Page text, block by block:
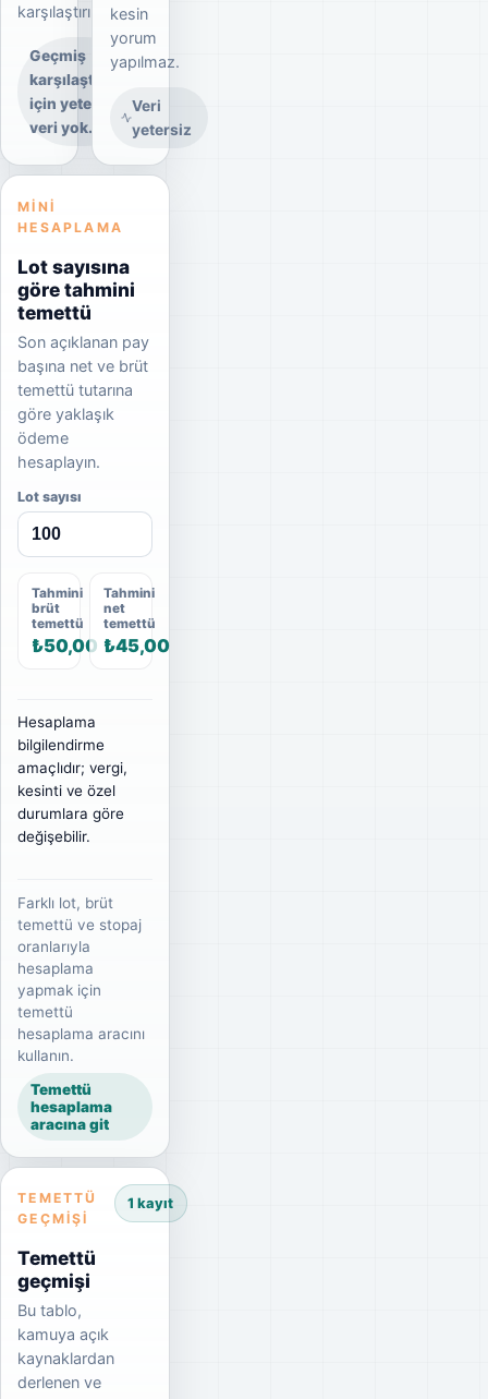
karşılaştırılır.
Geçmiş
karşılaştırma
için yeterli
veri yok.
kesin
yorum
yapılmaz.
Veri
yetersiz
MINI
HESAPLAMA
Lot sayısına
göre tahmini
temettü
Son açıklanan pay
başına net ve brüt
temettü tutarına
göre yaklaşık
ödeme
hesaplayın.
Lot sayısı
Tahmini
brüt
temettü
₺50,00
Tahmini
net
temettü
₺45,00
Hesaplama
bilgilendirme
amaçlıdır; vergi,
kesinti ve özel
durumlara göre
değişebilir.
Farklı lot, brüt
temettü ve stopaj
oranlarıyla
hesaplama
yapmak için
temettü
hesaplama aracını
kullanın.
Temettü
hesaplama
aracına git
TEMETTÜ
GEÇMIŞI
Temettü
geçmişi
Bu tablo,
kamuya açık
kaynaklardan
derlenen ve
1 kayıt